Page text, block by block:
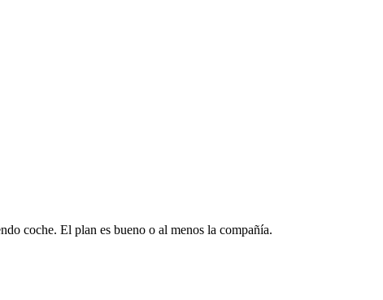
coche. El plan es bueno o al menos la compañía.